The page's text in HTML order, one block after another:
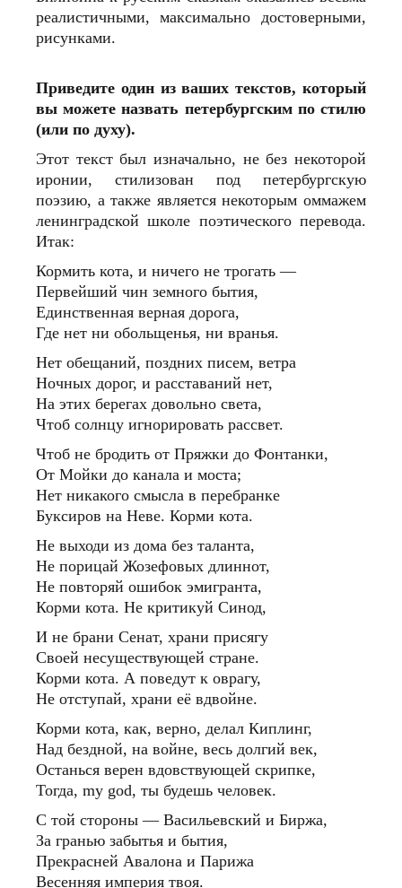
реалистичными, максимально достоверными,
рисунками.
Приведите один из ваших текстов, который
вы можете назвать петербургским по стилю
(или по духу).
Этот текст был изначально, не без некоторой
иронии, стилизован под петербургскую
поэзию, а также является некоторым оммажем
ленинградской школе поэтического перевода.
Итак:
Кормить кота, и ничего не трогать —
Первейший чин земного бытия,
Единственная верная дорога,
Где нет ни обольщенья, ни вранья.
Нет обещаний, поздних писем, ветра
Ночных дорог, и расставаний нет,
На этих берегах довольно света,
Чтоб солнцу игнорировать рассвет.
Чтоб не бродить от Пряжки до Фонтанки,
От Мойки до канала и моста;
Нет никакого смысла в перебранке
Буксиров на Неве. Корми кота.
Не выходи из дома без таланта,
Не порицай Жозефовых длиннот,
Не повторяй ошибок эмигранта,
Корми кота. Не критикуй Синод,
И не брани Сенат, храни присягу
Своей несуществующей стране.
Корми кота. А поведут к оврагу,
Не отступай, храни её вдвойне.
Корми кота, как, верно, делал Киплинг,
Над бездной, на войне, весь долгий век,
Останься верен вдовствующей скрипке,
Тогда, my god, ты будешь человек.
С той стороны — Васильевский и Биржа,
За гранью забытья и бытия,
Прекрасней Авалона и Парижа
Весенняя империя твоя.